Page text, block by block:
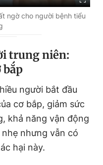
ngờ cho người bệnh tiểu
trung niên:
bắp
người bắt đầu
cơ bắp, giảm sức
khả năng vận động
nhưng vẫn có
hại này.